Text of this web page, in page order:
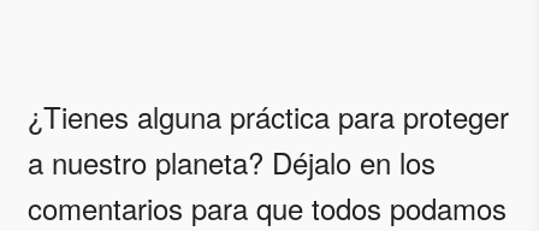
¿Tienes alguna práctica para proteger
a nuestro planeta? Déjalo en los
comentarios para que todos podamos